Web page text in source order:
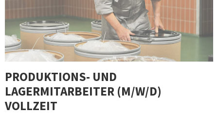
PRODUKTIONS- UND
LAGERMITARBEITER (M/W/D)
VOLLZEIT